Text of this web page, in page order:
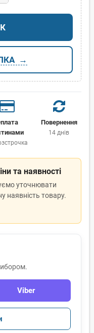
Повернення
14 днів
та наявності
уточнювати
наявність товару.
Viber